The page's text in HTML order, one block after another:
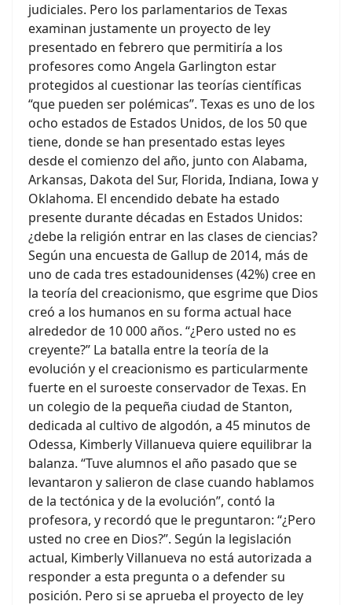
judiciales. Pero los parlamentarios de Texas
examinan justamente un proyecto de ley
presentado en febrero que permitiría a los
profesores como Angela Garlington estar
protegidos al cuestionar las teorías científicas
“que pueden ser polémicas”. Texas es uno de los
ocho estados de Estados Unidos, de los 50 que
tiene, donde se han presentado estas leyes
desde el comienzo del año, junto con Alabama,
Arkansas, Dakota del Sur, Florida, Indiana, Iowa y
Oklahoma. El encendido debate ha estado
presente durante décadas en Estados Unidos:
¿debe la religión entrar en las clases de ciencias?
Según una encuesta de Gallup de 2014, más de
uno de cada tres estadounidenses (42%) cree en
la teoría del creacionismo, que esgrime que Dios
creó a los humanos en su forma actual hace
alrededor de 10 000 años. “¿Pero usted no es
creyente?” La batalla entre la teoría de la
evolución y el creacionismo es particularmente
fuerte en el suroeste conservador de Texas. En
un colegio de la pequeña ciudad de Stanton,
dedicada al cultivo de algodón, a 45 minutos de
Odessa, Kimberly Villanueva quiere equilibrar la
balanza. “Tuve alumnos el año pasado que se
levantaron y salieron de clase cuando hablamos
de la tectónica y de la evolución”, contó la
profesora, y recordó que le preguntaron: “¿Pero
usted no cree en Dios?”. Según la legislación
actual, Kimberly Villanueva no está autorizada a
responder a esta pregunta o a defender su
posición. Pero si se aprueba el proyecto de ley